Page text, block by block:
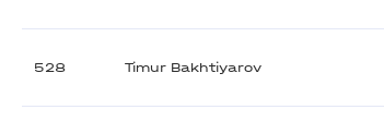
528 Timur Bakhtiyarov